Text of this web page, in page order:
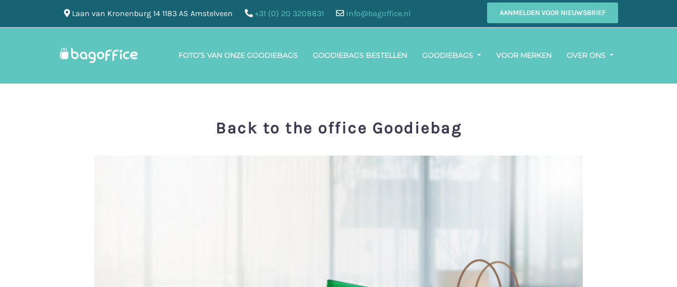
Laan van Kronenburg 14 1183 AS Amstelveen +31 (0) 20 3208831 info@bagoffice.nl AANMELDEN VOOR NIEUWSBRIEF
FOTO’S VAN ONZE GOODIEBAGS GOODIEBAGS BESTELLEN GOODIEBAGS VOOR MERKEN OVER ONS
Back to the office Goodiebag